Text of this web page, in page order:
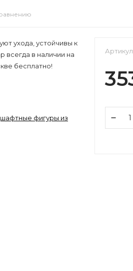
ухода, устойчивы к
всегда в наличии на
бесплатно!
фигуры из